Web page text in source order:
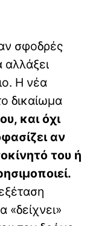
σφοδρές
αλλάξει
Η νέα
δικαίωμα
και όχι
αν
του ή
«δείχνει»